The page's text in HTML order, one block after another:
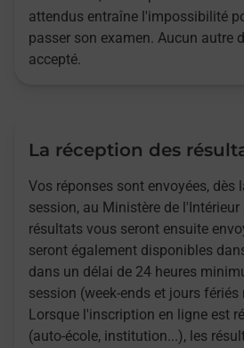
attendus entraîne l'impossibilité
passer son examen. Aucun autre
accepté.
La réception des
Vos réponses sont envoyées, dès
session, au Ministère de
résultats vous seront ensuite
seront également disponibles
dans un délai de 24 heures
session (week-ends et jours
Lorsque l'inscription en ligne est
(auto-école, institution...), les